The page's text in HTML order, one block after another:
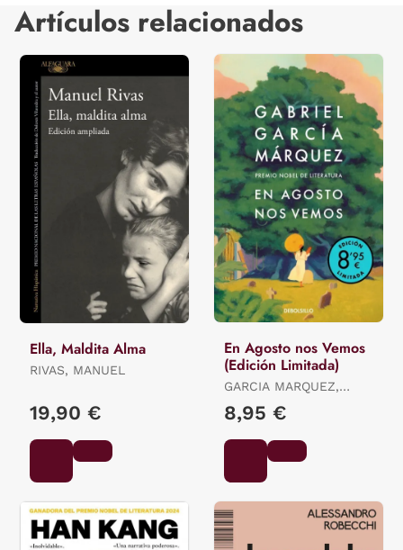
Artículos relacionados
Ella, Maldita Alma
RIVAS, MANUEL
19,90 €
En Agosto nos Vemos
(Edición Limitada)
GARCIA MARQUEZ,
GABRIEL
8,95 €